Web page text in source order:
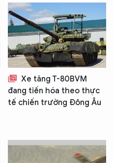
Xe tăng T-80BVM
đang tiến hóa theo thực
tế chiến trường Đông Âu
gì bạn cần biết về